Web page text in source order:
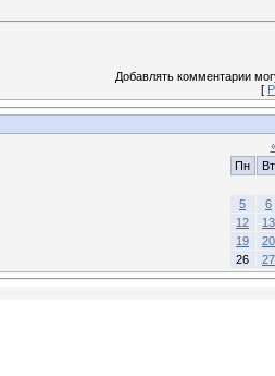
Добавлять комментарии
[
Пн
Вт
5
6
12
13
19
20
26
27